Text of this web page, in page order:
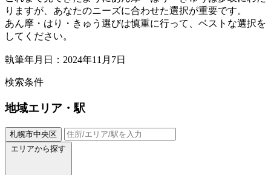
りますが、あなたのニーズに合わせた選択が重要です。
あん摩・はり・きゅう選びは慎重に行って、ベストな選択を
してください。
執筆年月日：2024年11月7日
検索条件
地域エリア・駅
札幌市中央区
エリアから探す